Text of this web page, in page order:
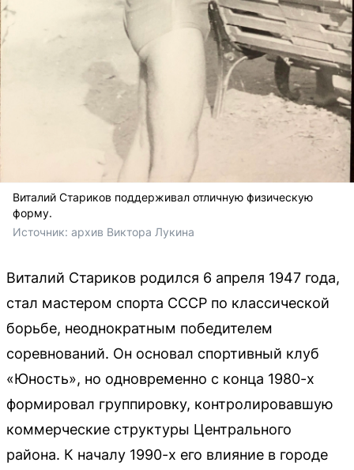
Виталий Стариков поддерживал отличную физическую
форму.
Источник: архив Виктора Лукина
Виталий Стариков родился 6 апреля 1947 года,
стал мастером спорта СССР по классической
борьбе, неоднократным победителем
соревнований. Он основал спортивный клуб
«Юность», но одновременно с конца 1980-х
формировал группировку, контролировавшую
коммерческие структуры Центрального
района. К началу 1990-х его влияние в городе